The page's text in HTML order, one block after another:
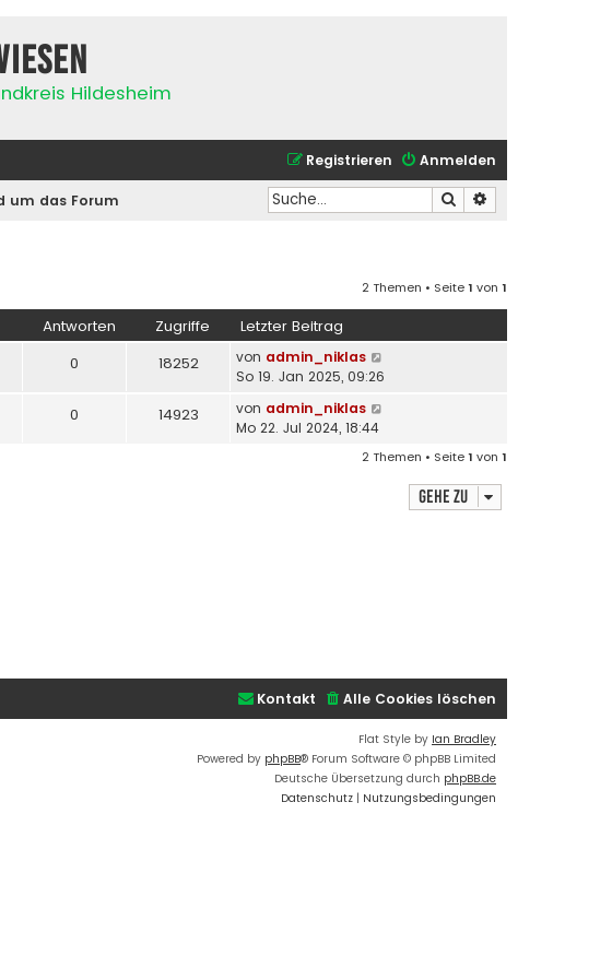
Hildesheim
Anmelden
Registrieren
um das Forum Suche
2 Themen • Seite1 von 1
Antworten Zugriffe Letzter Beitrag
0 18252 von admin_niklas
So 19. Jan 2025, 09:26
0 14923 von admin_niklas
Mo 22. Jul 2024, 18:44
2 Themen • Seite1 von 1
Gehe zu
Alle Cookies löschen
Kontakt
Flat Style by Ian Bradley
Powered by phpBB® Forum Software © phpBB Limited
Deutsche Übersetzung durch phpBB.de
Datenschutz | Nutzungsbedingungen